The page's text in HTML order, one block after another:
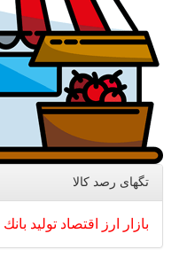
تگهای رصد كالا
بازار ارز اقتصاد تولید بانك